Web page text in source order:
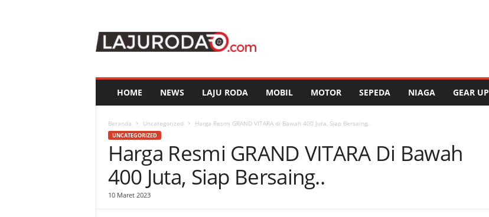
u
HOME NEWS LAJU RODA MOBIL MOTOR SEPEDA NIAGA GEAR UP
Beranda Uncategorized Harga Resmi GRAND VITARA di Bawah 400 Juta, Siap Bersaing..
UNCATEGORIZED
Harga Resmi GRAND VITARA Di Bawah
400 Juta, Siap Bersaing..
10 Maret 2023